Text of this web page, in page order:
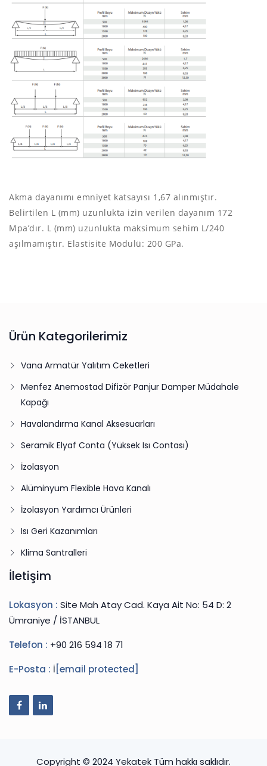
Akma dayanımı emniyet katsayısı 1,67 alınmıştır.
Belirtilen L (mm) uzunlukta izin verilen dayanım 172
Mpa’dır. L (mm) uzunlukta maksimum sehim L/240
aşılmamıştır. Elastisite Modulü: 200 GPa.
Ürün Kategorilerimiz
Vana Armatür Yalıtım Ceketleri
Menfez Anemostad Difizör Panjur Damper Müdahale
Kapağı
Havalandırma Kanal Aksesuarları
Seramik Elyaf Conta (Yüksek Isı Contası)
İzolasyon
Alüminyum Flexible Hava Kanalı
İzolasyon Yardımcı Ürünleri
Isı Geri Kazanımları
Klima Santralleri
İletişim
Lokasyon : Site Mah Atay Cad. Kaya Ait No: 54 D: 2
Ümraniye / İSTANBUL
Telefon : +90 216 594 18 71
E-Posta : İ [email protected]
Copyright © 2024 Yekatek Tüm hakkı saklıdır.